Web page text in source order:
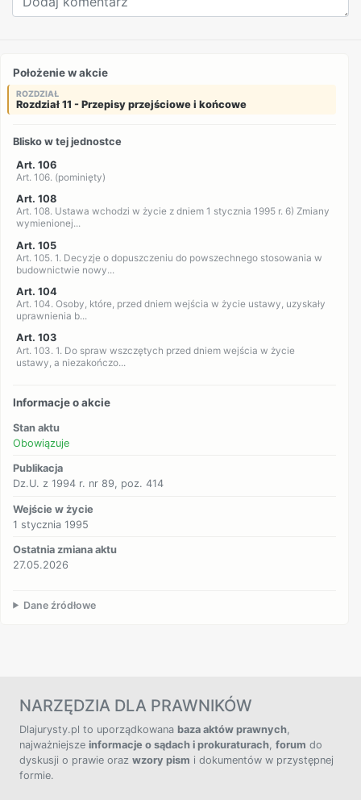
Położenie w akcie
ROZDZIAŁ
Rozdział 11 - Przepisy przejściowe i końcowe
Blisko w tej jednostce
Art. 106
Art. 106. (pominięty)
Art. 108
Art. 108. Ustawa wchodzi w życie z dniem 1 stycznia 1995 r. 6) Zmiany
wymienionej...
Art. 105
Art. 105. 1. Decyzje o dopuszczeniu do powszechnego stosowania w
budownictwie nowy...
Art. 104
Art. 104. Osoby, które, przed dniem wejścia w życie ustawy, uzyskały
uprawnienia b...
Art. 103
Art. 103. 1. Do spraw wszczętych przed dniem wejścia w życie
ustawy, a niezakończo...
Informacje o akcie
Stan aktu
Obowiązuje
Publikacja
Dz.U. z 1994 r. nr 89, poz. 414
Wejście w życie
1 stycznia 1995
Ostatnia zmiana aktu
27.05.2026
Dane źródłowe
NARZĘDZIA DLA PRAWNIKÓW
Dlajurysty.pl to uporządkowana baza aktów prawnych,
najważniejsze informacje o sądach i prokuraturach, forum do
dyskusji o prawie oraz wzory pism i dokumentów w przystępnej
formie.